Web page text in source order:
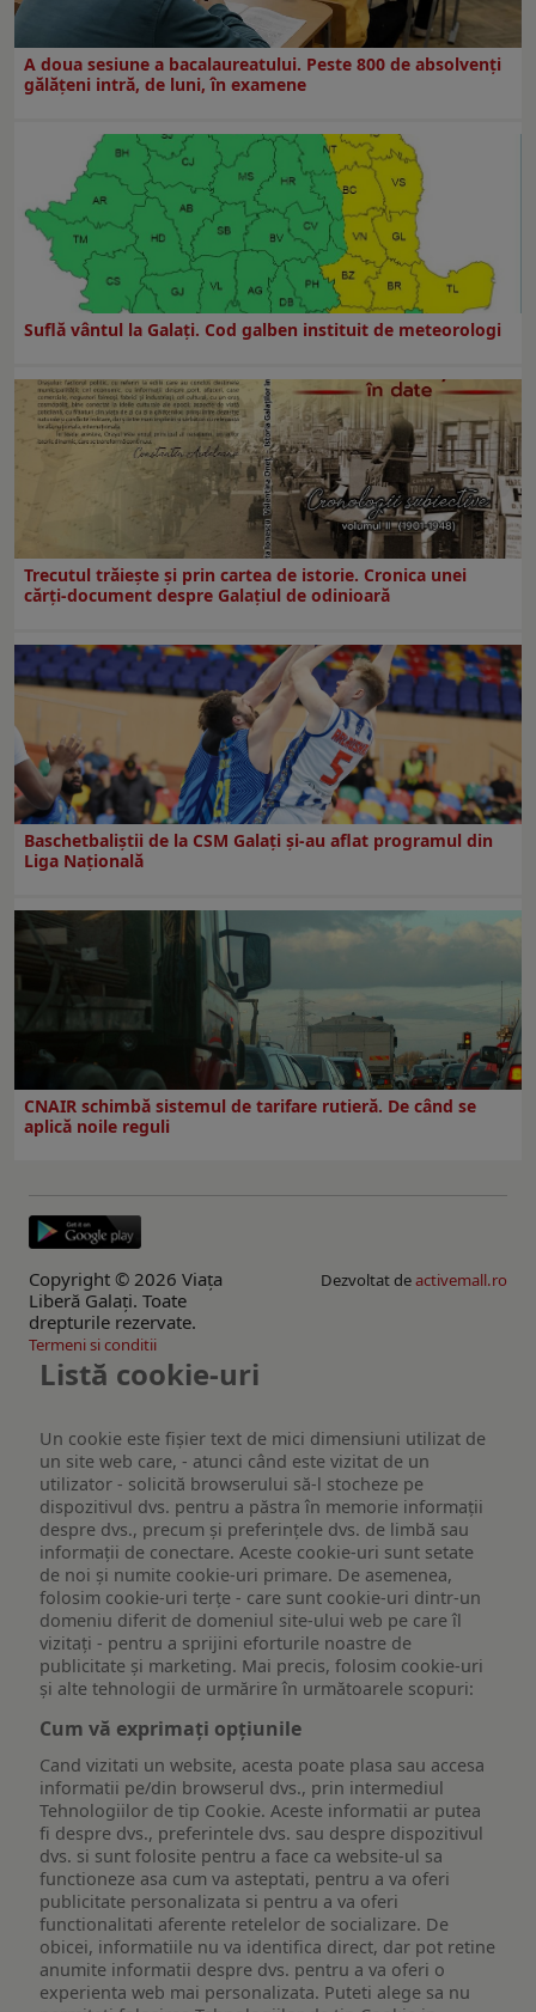
A doua sesiune a bacalaureatului. Peste 800 de absolvenţi
gălăţeni intră, de luni, în examene
Suflă vântul la Galaţi. Cod galben instituit de meteorologi
Trecutul trăiește și prin cartea de istorie. Cronica unei
cărți-document despre Galațiul de odinioară
Baschetbaliștii de la CSM Galați și-au aflat programul din
Liga Națională
CNAIR schimbă sistemul de tarifare rutieră. De când se
aplică noile reguli
Copyright © 2026 Viaţa
Liberă Galaţi. Toate
drepturile rezervate.
Dezvoltat deactivemall.ro
Termeni si conditii
Listă cookie-uri
Un cookie este fişier text de mici dimensiuni utilizat de
un site web care, - atunci când este vizitat de un
utilizator - solicită browserului să-l stocheze pe
dispozitivul dvs. pentru a păstra în memorie informații
despre dvs., precum și preferințele dvs. de limbă sau
informații de conectare. Aceste cookie-uri sunt setate
de noi și numite cookie-uri primare. De asemenea,
folosim cookie-uri terțe - care sunt cookie-uri dintr-un
domeniu diferit de domeniul site-ului web pe care îl
vizitați - pentru a sprijini eforturile noastre de
publicitate și marketing. Mai precis, folosim cookie-uri
și alte tehnologii de urmărire în următoarele scopuri:
Cum vă exprimați opțiunile
Cand vizitati un website, acesta poate plasa sau accesa
informatii pe/din browserul dvs., prin intermediul
Tehnologiilor de tip Cookie. Aceste informatii ar putea
fi despre dvs., preferintele dvs. sau despre dispozitivul
dvs. si sunt folosite pentru a face ca website-ul sa
functioneze asa cum va asteptati, pentru a va oferi
publicitate personalizata si pentru a va oferi
functionalitati aferente retelelor de socializare. De
obicei, informatiile nu va identifica direct, dar pot retine
anumite informatii despre dvs. pentru a va oferi o
experienta web mai personalizata. Puteti alege sa nu